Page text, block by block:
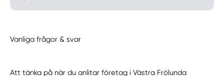
Vanliga frågor & svar
Att tänka på när du anlitar företag i Västra Frölunda